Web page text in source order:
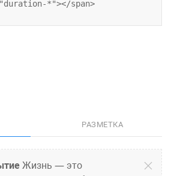
РАЗМЕТКА
Жизнь — это